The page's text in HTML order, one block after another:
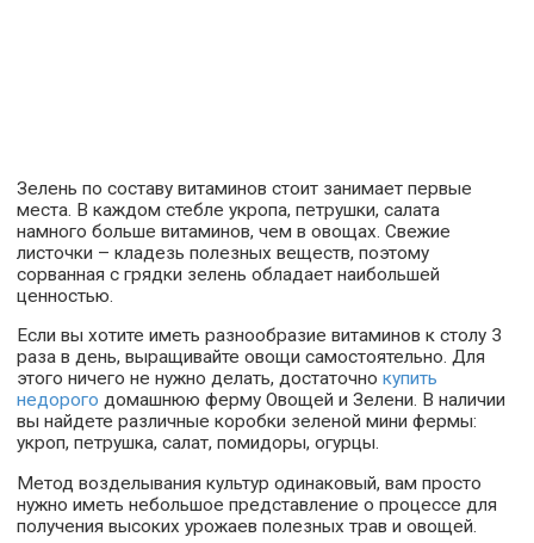
Зелень по составу витаминов стоит занимает первые
места. В каждом стебле укропа, петрушки, салата
намного больше витаминов, чем в овощах. Свежие
листочки – кладезь полезных веществ, поэтому
сорванная с грядки зелень обладает наибольшей
ценностью.
Если вы хотите иметь разнообразие витаминов к столу 3
раза в день, выращивайте овощи самостоятельно. Для
этого ничего не нужно делать, достаточно купить
недорого домашнюю ферму Овощей и Зелени. В наличии
вы найдете различные коробки зеленой мини фермы:
укроп, петрушка, салат, помидоры, огурцы.
Метод возделывания культур одинаковый, вам просто
нужно иметь небольшое представление о процессе для
получения высоких урожаев полезных трав и овощей.